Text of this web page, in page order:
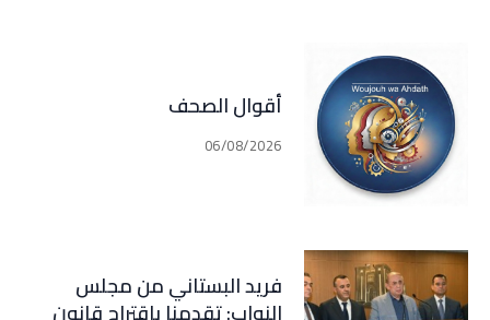
أقوال الصحف
06/08/2026
فريد البستاني من مجلس